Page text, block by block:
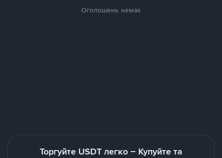
Оголошень немає
Торгуйте USDT легко – Купуйте та